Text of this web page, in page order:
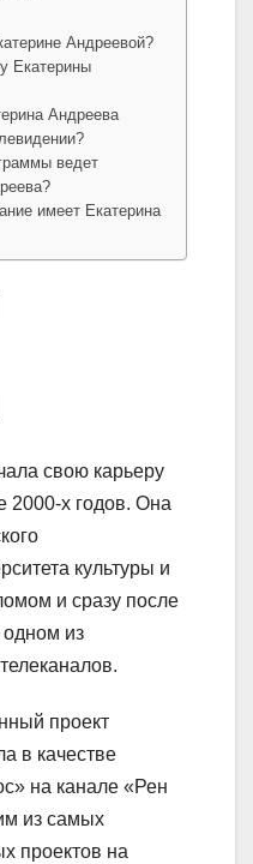
Андреевой?
Екатерины
Андреева
ведет
имеет Екатерина
свою карьеру
2000-х годов. Она
культуры и
и сразу после
одном из
проект
в качестве
на канале «Рен
из самых
проектов на